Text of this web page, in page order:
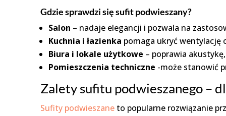
Gdzie sprawdzi się sufit podwieszany?
Salon – nadaje elegancji i pozwala na
Kuchnia i łazienka pomaga ukryć wentylację
Biura i lokale użytkowe – poprawia
Pomieszczenia techniczne -może stanowić
Zalety sufitu podwieszanego –
Sufity podwieszaneto popularne rozwiązanie